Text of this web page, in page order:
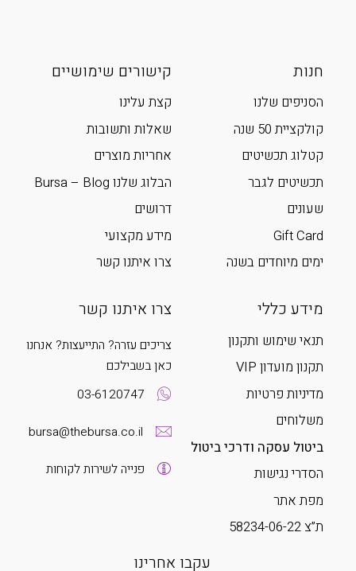
חנות
הסניפים שלנו
קולקציית 50 שנה
קטלוג תכשיטים
תכשיטים לגבר
שעונים
Gift Card
ימים מיוחדים בשנה
קישורים שימושיים
קצת עלינו
שאלות ותשובות
אחריות מוצרים
הבלוג שלנו Bursa – Blog
דרושים
מידע מקצועי
צרו איתנו קשר
מידע כללי
תנאי שימוש ותקנון
תקנון מועדון VIP
מדיניות פרטיות
משלוחים
ביטול עסקה ודרכי ביטול
הסדרי נגישות
מפת אתר
ת”צ 58234-06-22
צרו איתנו קשר
צריכים עזרה? התייעצות? אנחנו
כאן בשבילכם
03-6120747
bursa@thebursa.co.il
פנייה לשירות לקוחות
עקבו אחרינו